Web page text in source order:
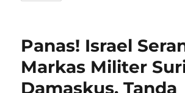
Panas! Israel
Markas Militer
Damaskus, Tanda